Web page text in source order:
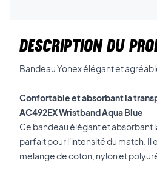
DESCRIPTION DU
Bandeau Yonex élégant et
Confortable et absorbant la
AC492EX Wristband Aqua Blue
Ce bandeau élégant et absorbant
parfait pour l'intensité du match. Il
mélange de coton, nylon et